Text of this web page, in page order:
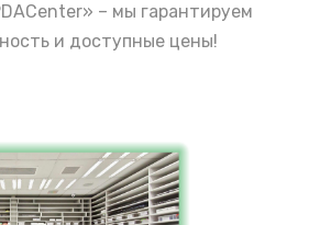
– мы гарантируем
и доступные цены!